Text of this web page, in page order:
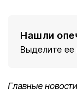
Нашли
Выделите
Главные